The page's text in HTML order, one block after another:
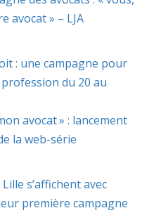
avocat » – LJA
: une campagne pour
du 20 au
avocat » : lancement
la web-série
s’affichent avec
première campagne